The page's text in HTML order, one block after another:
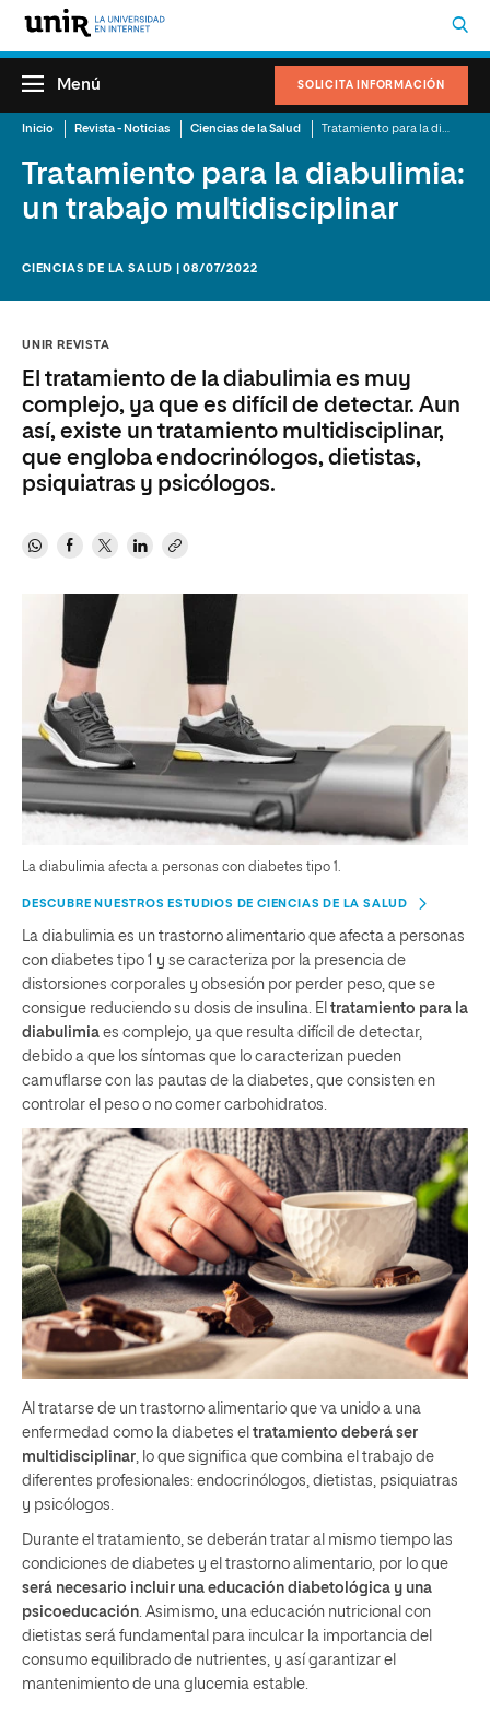
SOLICITA INFORMACIÓN
Menú
Inicio Revista - Noticias Ciencias de la Salud
Tratamiento para la diabulimia:
un trabajo multidisciplinar
CIENCIAS DE LA SALUD | 08/07/2022
UNIR REVISTA
El tratamiento de la diabulimia es muy
complejo, ya que es difícil de detectar. Aun
así, existe un tratamiento multidisciplinar,
que engloba endocrinólogos, dietistas,
psiquiatras y psicólogos.
La diabulimia afecta a personas con diabetes tipo 1.
DESCUBRE NUESTROS ESTUDIOS DE CIENCIAS DE LA SALUD
La diabulimia es un trastorno alimentario que afecta a personas
con diabetes tipo 1 y se caracteriza por la presencia de
distorsiones corporales y obsesión por perder peso, que se
consigue reduciendo su dosis de insulina. El tratamiento para la
diabulimia es complejo, ya que resulta difícil de detectar,
debido a que los síntomas que lo caracterizan pueden
camuflarse con las pautas de la diabetes, que consisten en
controlar el peso o no comer carbohidratos.
Al tratarse de un trastorno alimentario que va unido a una
enfermedad como la diabetes el tratamiento deberá ser
multidisciplinar, lo que significa que combina el trabajo de
diferentes profesionales: endocrinólogos, dietistas, psiquiatras
y psicólogos.
Durante el tratamiento, se deberán tratar al mismo tiempo las
condiciones de diabetes y el trastorno alimentario, por lo que
será necesario incluir una educación diabetológica y una
psicoeducación. Asimismo, una educación nutricional con
dietistas será fundamental para inculcar la importancia del
consumo equilibrado de nutrientes, y así garantizar el
mantenimiento de una glucemia estable.